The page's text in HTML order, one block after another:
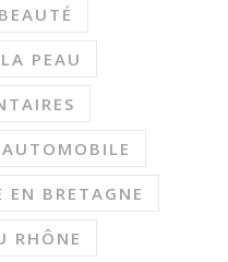
PEAU
EN BRETAGNE
RHÔNE